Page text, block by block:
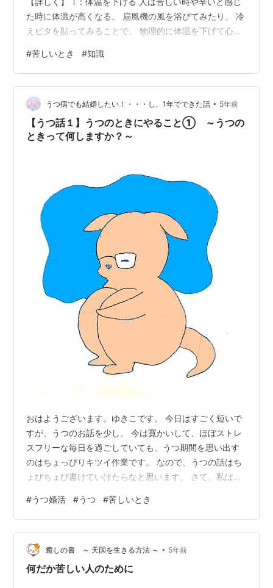
た時に体温が高くなる。 扇風機の風を浴びてみたり、 冷
えピタを貼ってみることで、 物理的に体温を下げて心を
をする 息が乱れるくらいの運動をする事で、 自然と呼吸
が深くなり、 脳に血流が行きやすくなり、 よく頭が働い
て落ち着きを取り戻せる。 I：呼吸に注目する ゆっくり
した呼吸は感情を落ち着かせる効果がある。 逆に早い呼
吸は感情が高ぶる。 P：筋肉を緩める 筋肉をリラックス
させる…
#苦しいとき #知識
うつ病でも結婚したい！・・・し、1年でできた話 • 5年前
【うつ話１】うつのときにやること① ～うつの
ときって何しますか？～
おはようございます。ゆきこです。 今日はすごく短いで
すが、うつのお話を少し。 今は寛かいして、ほぼストレ
スフリーな毎日を過ごしていても、うつ期間を思い出す
のはちょっぴりキツイ作業です。 なので、うつの話はち
ょびちょび書けていけたらなと思います。 さて、私はう
と診断を受け、会社を休職した直後からになります。 正
直、この2カ月の記憶がありません。 私は小学生のとき
から基本的に日記をつけているのですが、ストレスを感
じだすと日記がプツッと途切れてしまいます。 社会人に
なってからは、ほとんど日記が書けていなかったので、
#うつ婚活 #うつ #苦しいとき
癒しの書 ～ 天国を生きる方法 ～ • 5年前
何だか苦しい人のために